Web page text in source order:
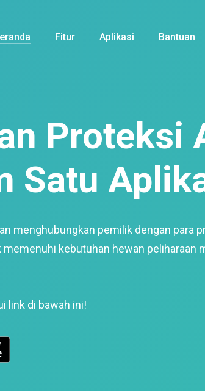
Fitur Aplikasi Bantuan
Proteksi
Satu
menghubungkan pemilik dengan para
kebutuhan hewan peliharaan
link di bawah ini!